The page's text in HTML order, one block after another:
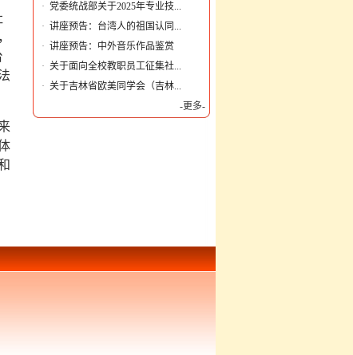
· 党委统战部关于2025年专业技...
· 讲座预告：台湾人的祖国认同...
· 讲座预告：中外音乐作品鉴赏
· 关于面向全校教职员工征集社...
· 关于吉林省欧美同学会（吉林...
-更多-